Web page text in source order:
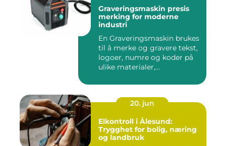
Graveringsmaskin presis
merking for moderne
industri
En Graveringsmaskin brukes
til å merke og gravere tekst,
logoer, numre og koder på
ulike materialer,...
20. jun
Elkontroll i Ålesund:
Trygghet for bolig, næring
og landbruk